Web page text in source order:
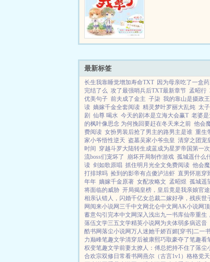
最新标签
长生我靠睡觉增加寿命TXT 因为母亲吃了一盒
完结了么 攻了最强哨兵后TXT最新章节 孟昭行
优美句子 前夫成了金主 子柒 我的靠山是摄政
读 嫡嫁千金全套阅读 精灵梦叶罗丽大乱炖 太
剧 仙尊 喝水 今天的剧本是立海大会赢T 老婆是
的枫叶像思念 为何挽回要赶在冬天来之前 他会
费阅读 女扮男装后抢了男主的路男主是谁 重生
家小爷悟性逆天 盗墓吴家小爷虫皇 清穿之团宠
时间
穿越斗罗大陆转生成蓝成为星罗帝国第一次
流boss们宠坏了
崩坏开局制作游戏 孤城遥什么
读 剑如歌原唱 抓住明月光全文免费阅读 他会
打排球吗 捡到的影帝有点傻泸沽虾 直男怀崽穿
年年 嫡嫁千金原著 女配攻略文 孟昭煜 孤城遥
将面临的威胁 开局揭皇榜，皇后竟是我亲娘官
相亲认错人，闪婚千亿女总裁二嫁好孕，残疾世
网 阅来小说网 三千中文网北仑中文网AK小说网
蓄意勾引 完本中文网深入浅出 九一书库仙帝重生
落伍文学三五文学精英小说网 为夫体弱多病迟音
酷书网落尘小说网万人迷她千娇百媚[穿书]二一
力巅峰笔趣文学清穿后被康熙巧取豪夺了笔趣看
权变笔趣文学前妻太撩人：傅总把持不住了落尘
合欢宗双修日常看书网燕尔（古言1v1） 格格党